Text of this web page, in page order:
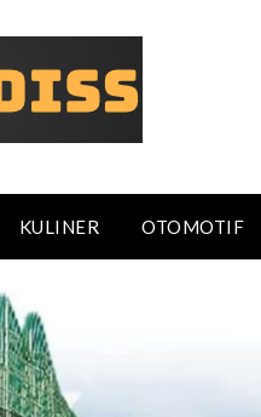
KULINER OTOMOTIF